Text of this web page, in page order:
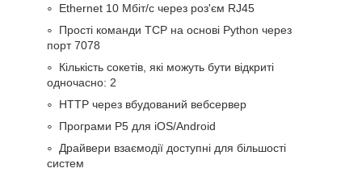
Ethernet 10 Мбіт/с через роз'єм RJ45
Прості команди TCP на основі Python через
порт 7078
Кількість сокетів, які можуть бути відкриті
одночасно: 2
HTTP через вбудований вебсервер
Програми P5 для iOS/Android
Драйвери взаємодії доступні для більшості
систем